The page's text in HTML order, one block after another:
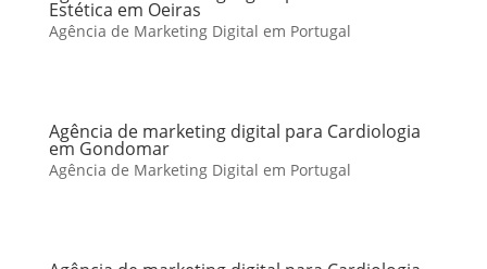
Estética em Oeiras
Agência de Marketing Digital em Portugal
Agência de marketing digital para Cardiologia
em Gondomar
Agência de Marketing Digital em Portugal